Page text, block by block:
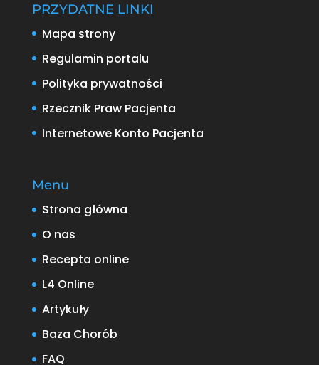
PRZYDATNE LINKI
Mapa strony
Regulamin portalu
Polityka prywatności
Rzecznik Praw Pacjenta
Internetowe Konto Pacjenta
Menu
Strona główna
O nas
Recepta online
L4 Online
Artykuły
Baza Chorób
FAQ